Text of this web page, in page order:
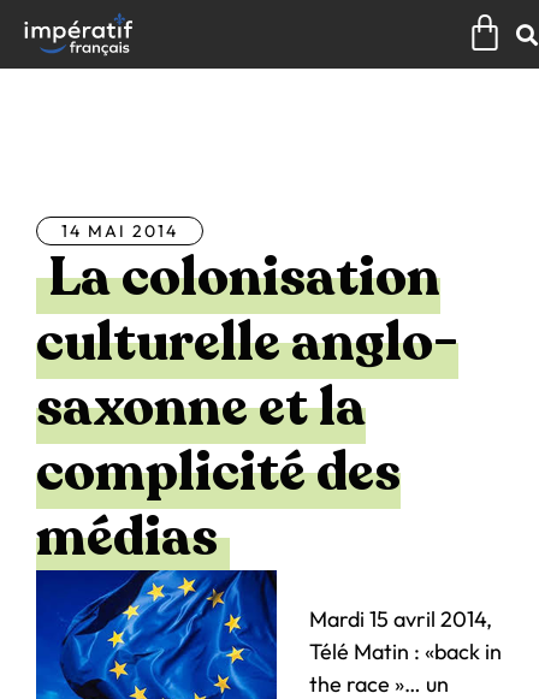
contenu
14 MAI 2014
La colonisation
culturelle anglo-
saxonne et la
complicité des
médias
Mardi 15 avril 2014,
Télé Matin : «back in
the race »… un